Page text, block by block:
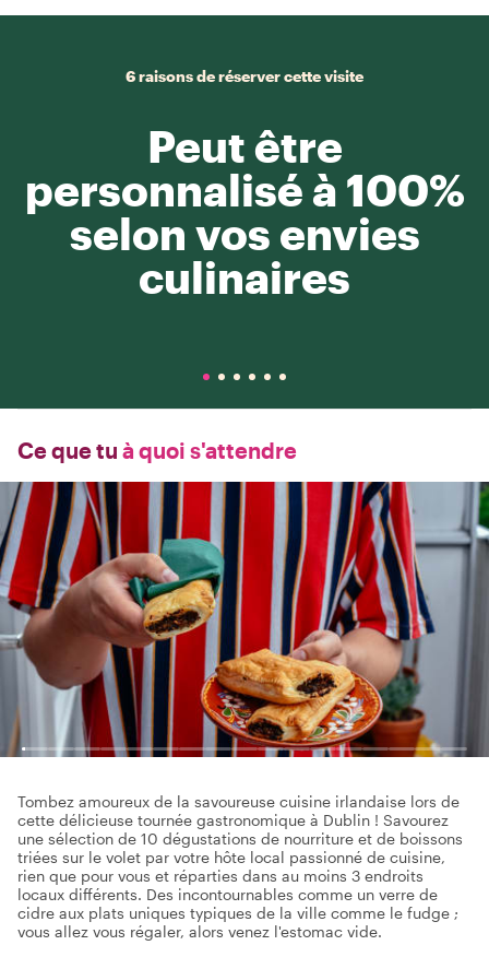
6 raisons de réserver cette visite
Peut être
personnalisé à 100%
selon vos envies
culinaires
Ce que tu à quoi s'attendre
Tombez amoureux de la savoureuse cuisine irlandaise lors de
cette délicieuse tournée gastronomique à Dublin ! Savourez
une sélection de 10 dégustations de nourriture et de boissons
triées sur le volet par votre hôte local passionné de cuisine,
rien que pour vous et réparties dans au moins 3 endroits
locaux différents. Des incontournables comme un verre de
cidre aux plats uniques typiques de la ville comme le fudge ;
vous allez vous régaler, alors venez l'estomac vide.